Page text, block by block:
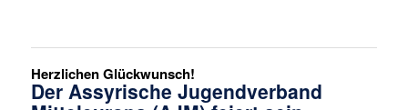
Herzlichen Glückwunsch!
Der Assyrische Jugendverband